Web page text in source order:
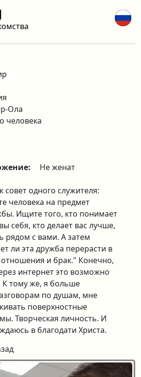
Ола
человека
Не женат
совет одного служителя:
человека на предмет
Ищите того, кто понимает
себя, кто делает вас лучше,
рядом с вами. А затем
ли эта дружба перерасти в
и брак." Конечно,
интернет это возможно
К тому же, я больше
по душам, мне
поверхностные
Творческая личность. И
в благодати Христа.